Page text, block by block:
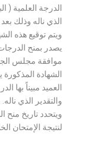
الدرجة العلمية (
الذي ناله وذلك
ويتم توقيع هذه
يصدر بمنح
موافقة مجلس
الشهادة
العميد مبيناً بها
والتقدير الذي ناله.
ويتحدد تاريخ منح
لنتيجة الإمتحان